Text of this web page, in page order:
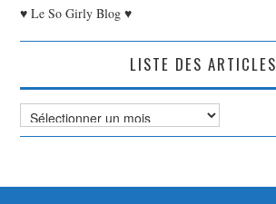
♥ Le So Girly Blog ♥
LISTE DES ARTICLES
Liste
des